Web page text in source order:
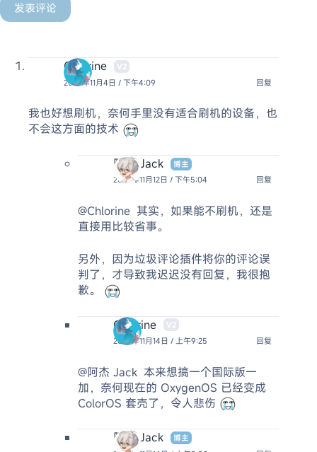
发表评论
Chlorine
V2
2024年11月4日 / 下午4:09
回复
我也好想刷机，奈何手里没有适合刷机的设备，也
不会这方面的技术
阿杰 Jack
博主
2024年11月12日 / 下午5:04
回复
@Chlorine 其实，如果能不刷机，还是
直接用比较省事。
另外，因为垃圾评论插件将你的评论误
判了，才导致我迟迟没有回复，我很抱
歉。
Chlorine
V2
2024年11月14日 / 上午9:25
回复
@阿杰 Jack 本来想搞一个国际版一
加，奈何现在的 OxygenOS 已经变成
ColorOS 套壳了，令人悲伤
阿杰 Jack
博主